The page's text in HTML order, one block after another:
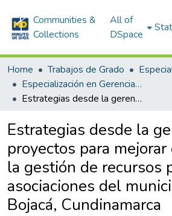
Communities &
Collections
All of
DSpace
Home Trabajos de Grado
Especialización en Gerencia de Proyectos
Estrategias desde la gerencia de proyectos para mejorar el acceso y la gestión de recursos públicos en asociaciones del municipio de Bojacá, Cundinamarca
Estrategias desde la
proyectos para mejorar
la gestión de recursos
asociaciones del
Bojacá, Cundinamarca